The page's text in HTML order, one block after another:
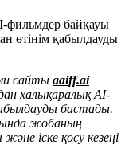
сайты aaiff.ai
халықаралық AI-
бастады.
жобаның
іске қосу кезеңі